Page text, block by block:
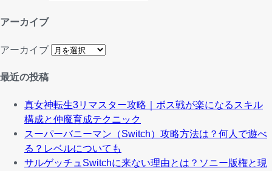
アーカイブ
アーカイブ
最近の投稿
真女神転生3リマスター攻略｜ボス戦が楽になるスキル
構成と仲魔育成テクニック
スーパーバニーマン（Switch）攻略方法は？何人で遊べ
る？レベルについても
サルゲッチュSwitchに来ない理由とは？ソニー版権と現